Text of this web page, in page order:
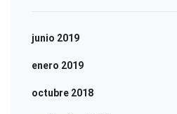
junio 2019
enero 2019
octubre 2018